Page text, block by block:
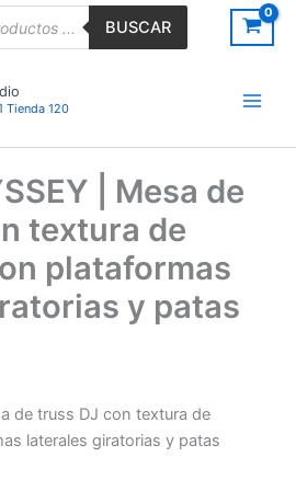
BUSCAR
Tienda 120
| Mesa de
textura de
plataformas
y patas
de truss DJ con textura de
laterales giratorias y patas